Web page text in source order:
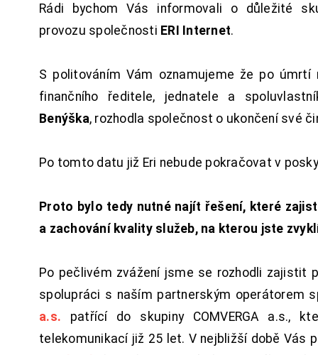
Rádi bychom Vás informovali o důležité
provozu společnosti ERI Internet.
S politováním Vám oznamujeme že po úmrtí
finančního ředitele, jednatele a
Benýška, rozhodla společnost o ukončení své
Po tomto datu již Eri nebude pokračovat v
Proto bylo tedy nutné najít řešení, které
a zachování kvality služeb, na kterou jste
Po pečlivém zvážení jsme se rozhodli zajistit
spolupráci s naším partnerským operátorem
a.s. patřící do skupiny COMVERGA a.s.,
telekomunikací již 25 let. V nejbližší době Vás